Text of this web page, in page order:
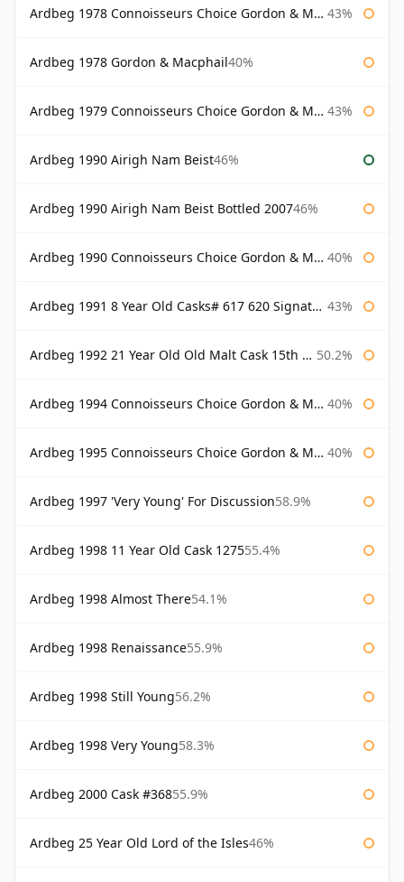
Ardbeg 1978 Connoisseurs Choice Gordon & Macphail 43%
Ardbeg 1978 Gordon & Macphail40%
Ardbeg 1979 Connoisseurs Choice Gordon & Macphail 43%
Ardbeg 1990 Airigh Nam Beist46%
Ardbeg 1990 Airigh Nam Beist Bottled 200746%
Ardbeg 1990 Connoisseurs Choice Gordon & Macphail 40%
Ardbeg 1991 8 Year Old Casks# 617 620 Signatory 43%
Ardbeg 1992 21 Year Old Old Malt Cask 15th Anniversary Hunter Laing 50.2%
Ardbeg 1994 Connoisseurs Choice Gordon & Macphail 40%
Ardbeg 1995 Connoisseurs Choice Gordon & Macphail 40%
Ardbeg 1997 'Very Young' For Discussion58.9%
Ardbeg 1998 11 Year Old Cask 127555.4%
Ardbeg 1998 Almost There54.1%
Ardbeg 1998 Renaissance55.9%
Ardbeg 1998 Still Young56.2%
Ardbeg 1998 Very Young58.3%
Ardbeg 2000 Cask #36855.9%
Ardbeg 25 Year Old Lord of the Isles46%